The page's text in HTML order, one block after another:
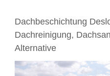
Dachbeschichtung
Dachreinigung,
Alternative